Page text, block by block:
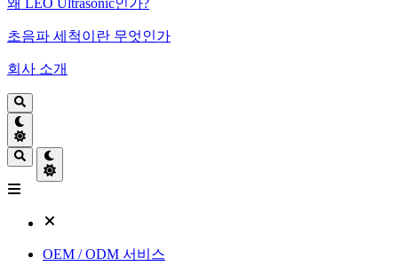
왜 LEO Ultrasonic인가?
초음파 세척이란 무엇인가
회사 소개
OEM / ODM 서비스